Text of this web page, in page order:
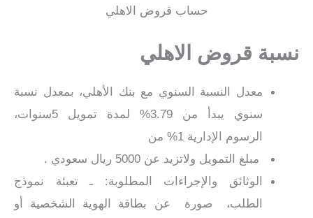
حساب قروض الاهلي
نسبة قروض الاهلي
معدل النسبة السنوي مع بنك الأهلي، بمعدل نسبة
سنوي يبدأ من 3.79% لمدة تمويل 5سنوات،
الرسوم الإدارية 1% من
مبلغ التمويل ولاتزيد عن 5000 ريال سعودي .
الوثائق والإجراءات المطلوبة: ـ تعبئة نموذج
الطلب، صورة عن بطاقة الهوية الشخصية أو